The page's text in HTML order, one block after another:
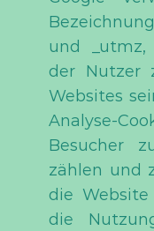
und
der Nutzer
Websites
Analyse-
Besucher
zählen und
die Website
die